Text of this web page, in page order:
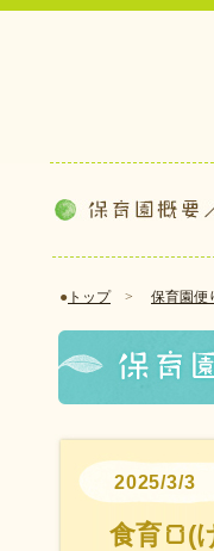
● トップ> 保育園便
2025/3/3
食育🍞(